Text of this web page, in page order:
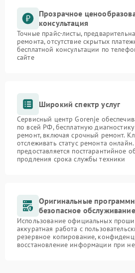
Прозрачное
консультация
Точные прайс-листы,
ремонта, отсутствие скрытых
бесплатной консультации по
сайте
Широкий спектр услуг
Сервисный центр Gorenje
по всей РФ, бесплатную
ремонт, включая срочный ремонт.
отслеживать статус ремонта
предоставляется постгарантийное
продления срока службы техники
Оригинальные
безопасное
Использование официальных
аккуратная работа с
резервное копирование,
восстановление информации при